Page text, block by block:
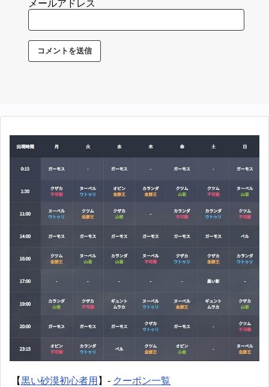
メールアドレス
【黒い砂漠初心者用 】- クーポン一覧